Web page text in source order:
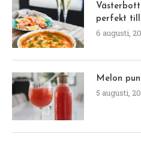
perfekt
6 augusti,
Melon
5 augusti,